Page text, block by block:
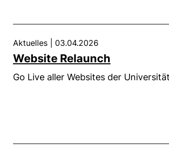
Website Relaunch
Aktuelles 03.04.2026
Go Live aller Websites der